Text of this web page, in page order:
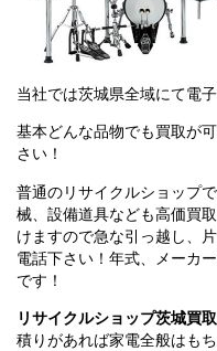
当社では茨城県全域にて電
基本どんな品物でも買取が
さい！
普通のリサイクルショップ
械、設備道具なども高価買
けますので急な引っ越し、
電話下さい！年式、メーカ
です！
リサイクルショップ茨城買
積りがあれば家電全般はも